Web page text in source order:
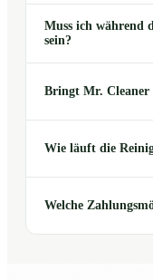
Muss ich während
sein?
Bringt Mr.
Wie läuft die
Welche